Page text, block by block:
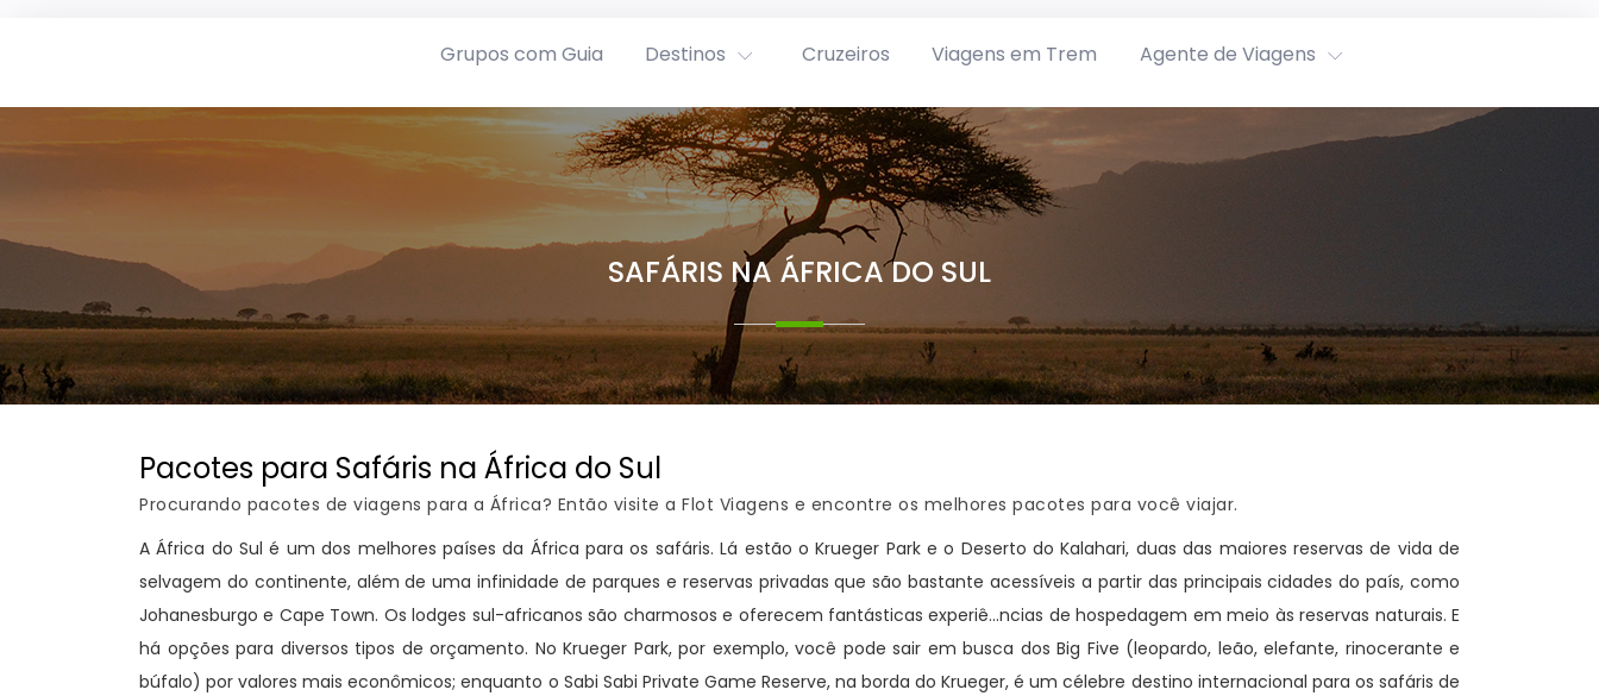
Grupos com Guia Destinos Cruzeiros Viagens em Trem Agente de Viagens
SAFÁRIS NA ÁFRICA DO SUL
Pacotes para Safáris na África do Sul
Procurando pacotes de viagens para a África? Então visite a Flot Viagens e encontre os melhores pacotes para você viajar.
A África do Sul é um dos melhores países da África para os safáris. Lá estão o Krueger Park e o Deserto do Kalahari, duas das maiores reservas de vida de
selvagem do continente, além de uma infinidade de parques e reservas privadas que são bastante acessíveis a partir das principais cidades do país, como
Johanesburgo e Cape Town. Os lodges sul-africanos são charmosos e oferecem fantásticas experiê...ncias de hospedagem em meio às reservas naturais. E
há opções para diversos tipos de orçamento. No Krueger Park, por exemplo, você pode sair em busca dos Big Five (leopardo, leão, elefante, rinocerante e
búfalo) por valores mais econômicos; enquanto o Sabi Sabi Private Game Reserve, na borda do Krueger, é um célebre destino internacional para os safáris de